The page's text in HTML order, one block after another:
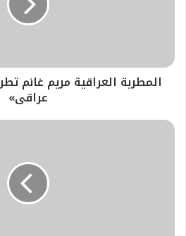
المطربة العراقية مريم غانم
عراقى»